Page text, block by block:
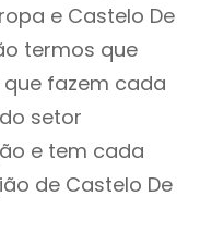
e Castelo De
termos que
fazem cada
setor
e tem cada
de Castelo De